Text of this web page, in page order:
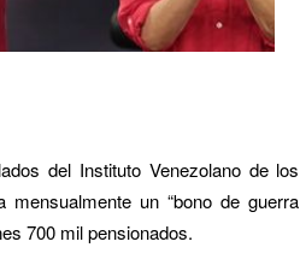
del Instituto Venezolano de los
mensualmente un “bono de guerra
700 mil pensionados.